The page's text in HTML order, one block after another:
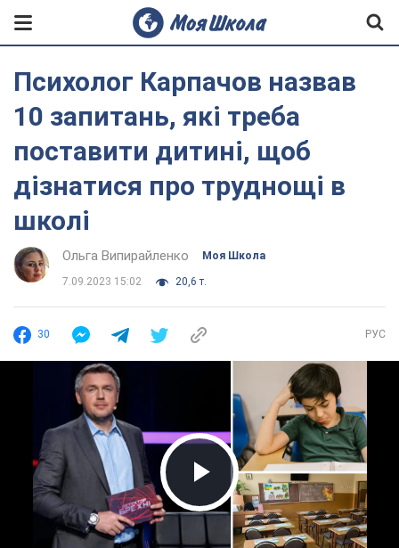
Психолог Карпачов назвав
10 запитань, які треба
поставити дитині, щоб
дізнатися про труднощі в
школі
Ольга Випирайленко Моя Школа
7.09.2023 15:02 20,6 т.
30 РУС
Play Video